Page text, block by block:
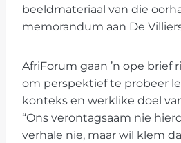
beeldmateriaal van die
memorandum aan De
AfriForum gaan ’n ope brief
om perspektief te probeer
konteks en werklike doel
“Ons verontagsaam nie
verhale nie, maar wil klem